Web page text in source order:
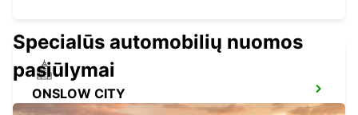
ONSLOW CITY
ONSLOW - AUSTRALIA
Specialūs automobilių nuomos
pasiūlymai